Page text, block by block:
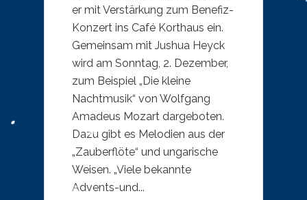
er mit Verstärkung zum Benefiz-
Konzert ins Café Korthaus ein.
Gemeinsam mit Jushua Heyck
wird am Sonntag, 2. Dezember,
zum Beispiel „Die kleine
Nachtmusik“ von Wolfgang
Amadeus Mozart dargeboten.
Dazu gibt es Melodien aus der
„Zauberflöte“ und ungarische
Weisen. „Viele bekannte
Advents-und...